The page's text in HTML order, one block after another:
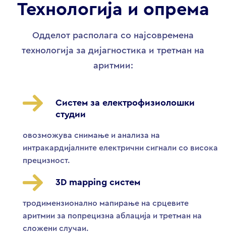
Технологија и опрема
Одделот располага со најсовремена
технологија за дијагностика и третман на
аритмии:
Систем за електрофизиолошки
студии
овозможува снимање и анализа на
интракардијалните електрични сигнали со висока
прецизност.
3D mapping систем
тродимензионално мапирање на срцевите
аритмии за попрецизна аблација и третман на
сложени случаи.